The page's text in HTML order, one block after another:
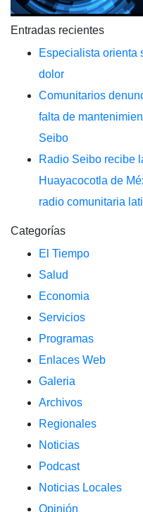
Entradas recientes
Especialista orienta
dolor
Comunitarios
falta de
Seibo
Radio Seibo recibe
Huayacocotla de
radio comunitaria
Categorías
El Tiempo
Salud
Economia
Servicios
Programas
Enlaces Web
Galeria
Archivos
Regionales
Noticias
Podcast
Noticias Locales
Opinión